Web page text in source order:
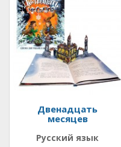
Двенадцать
месяцев
Русский язык